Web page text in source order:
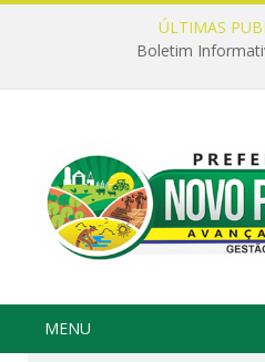
ÚLTIMAS
Boletim
MENU